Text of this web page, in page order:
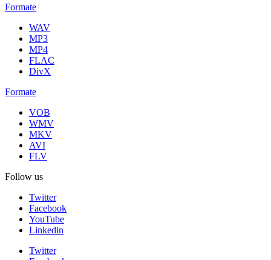
Formate
WAV
MP3
MP4
FLAC
DivX
Formate
VOB
WMV
MKV
AVI
FLV
Follow us
Twitter
Facebook
YouTube
Linkedin
Twitter